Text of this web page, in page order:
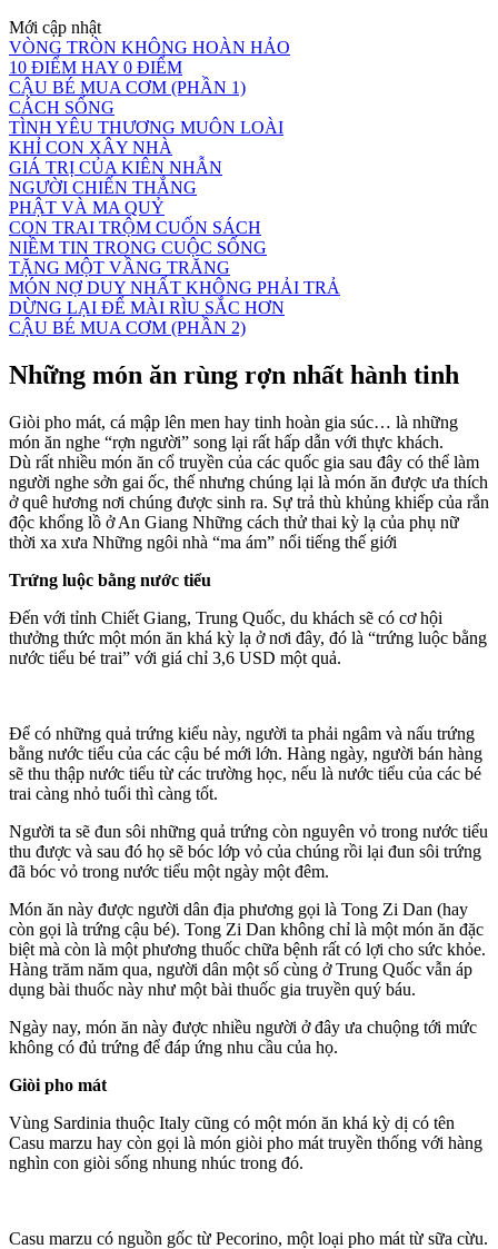
Mới cập nhật
VÒNG TRÒN KHÔNG HOÀN HẢO
10 ĐIỂM HAY 0 ĐIỂM
CẬU BÉ MUA CƠM (PHẦN 1)
CÁCH SỐNG
TÌNH YÊU THƯƠNG MUÔN LOÀI
KHỈ CON XÂY NHÀ
GIÁ TRỊ CỦA KIÊN NHẪN
NGƯỜI CHIẾN THẮNG
PHẬT VÀ MA QUỶ
CON TRAI TRỘM CUỐN SÁCH
NIỀM TIN TRONG CUỘC SỐNG
TẶNG MỘT VẦNG TRĂNG
MÓN NỢ DUY NHẤT KHÔNG PHẢI TRẢ
DỪNG LẠI ĐỂ MÀI RÌU SẮC HƠN
CẬU BÉ MUA CƠM (PHẦN 2)
Những món ăn rùng rợn nhất hành tinh
Giòi pho mát, cá mập lên men hay tinh hoàn gia súc… là những
món ăn nghe “rợn người” song lại rất hấp dẫn với thực khách.
Dù rất nhiều món ăn cổ truyền của các quốc gia sau đây có thể làm
người nghe sởn gai ốc, thế nhưng chúng lại là món ăn được ưa thích
ở quê hương nơi chúng được sinh ra. Sự trả thù khủng khiếp của rắn
độc khổng lồ ở An Giang Những cách thử thai kỳ lạ của phụ nữ
thời xa xưa Những ngôi nhà “ma ám” nổi tiếng thế giới
Trứng luộc bằng nước tiểu
Đến với tỉnh Chiết Giang, Trung Quốc, du khách sẽ có cơ hội
thưởng thức một món ăn khá kỳ lạ ở nơi đây, đó là “trứng luộc bằng
nước tiểu bé trai” với giá chỉ 3,6 USD một quả.
Để có những quả trứng kiểu này, người ta phải ngâm và nấu trứng
bằng nước tiểu của các cậu bé mới lớn. Hàng ngày, người bán hàng
sẽ thu thập nước tiểu từ các trường học, nếu là nước tiểu của các bé
trai càng nhỏ tuổi thì càng tốt.
Người ta sẽ đun sôi những quả trứng còn nguyên vỏ trong nước tiểu
thu được và sau đó họ sẽ bóc lớp vỏ của chúng rồi lại đun sôi trứng
đã bóc vỏ trong nước tiểu một ngày một đêm.
Món ăn này được người dân địa phương gọi là Tong Zi Dan (hay
còn gọi là trứng cậu bé). Tong Zi Dan không chỉ là một món ăn đặc
biệt mà còn là một phương thuốc chữa bệnh rất có lợi cho sức khỏe.
Hàng trăm năm qua, người dân một số cùng ở Trung Quốc vẫn áp
dụng bài thuốc này như một bài thuốc gia truyền quý báu.
Ngày nay, món ăn này được nhiều người ở đây ưa chuộng tới mức
không có đủ trứng để đáp ứng nhu cầu của họ.
Giòi pho mát
Vùng Sardinia thuộc Italy cũng có một món ăn khá kỳ dị có tên
Casu marzu hay còn gọi là món giòi pho mát truyền thống với hàng
nghìn con giòi sống nhung nhúc trong đó.
Casu marzu có nguồn gốc từ Pecorino, một loại pho mát từ sữa cừu.